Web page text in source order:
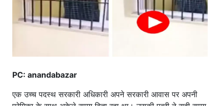
PC: anandabazar
एक उच्च पदस्थ सरकारी अधिकारी अपने सरकारी आवास पर अपनी